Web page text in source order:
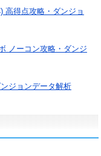
高得点攻略・ダンジョ
ノーコン攻略・ダンジ
ジョンデータ解析